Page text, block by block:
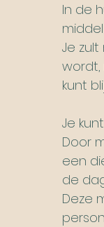
In de
Je
wordt,
kunt
Je
Door
een
de
Deze